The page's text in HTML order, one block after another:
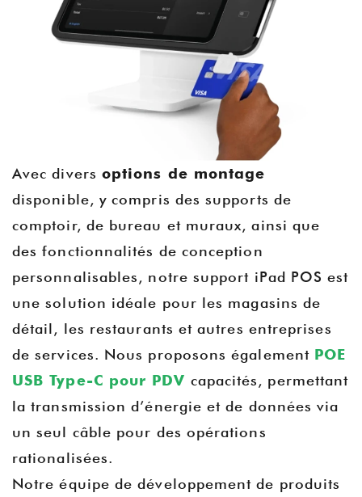
Avec divers options de montage
disponible, y compris des supports de
comptoir, de bureau et muraux, ainsi que
des fonctionnalités de conception
personnalisables, notre support iPad POS est
une solution idéale pour les magasins de
détail, les restaurants et autres entreprises
de services. Nous proposons également POE
USB Type-C pour PDV capacités, permettant
la transmission d’énergie et de données via
un seul câble pour des opérations
rationalisées.
Notre équipe de développement de produits